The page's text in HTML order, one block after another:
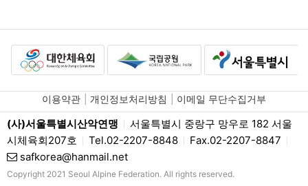
이용약관 개인정보처리방침 이메일 무단수집거부
(사)서울특별시산악연맹
서울특별시 중랑구 망우로 182 서울
시체육회207호
Tel.02-2207-8848 Fax.02-2207-8847
safkorea@hanmail.net
Copyright 2021 Seoul Alpine Federation. All rights reserved.